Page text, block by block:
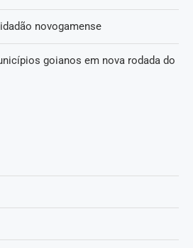
novogamense
goianos em nova rodada do